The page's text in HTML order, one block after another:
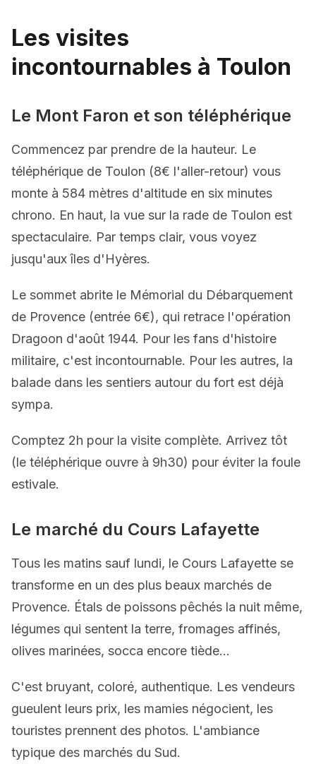
Les visites
incontournables à Toulon
Le Mont Faron et son téléphérique
Commencez par prendre de la hauteur. Le
téléphérique de Toulon (8€ l'aller-retour) vous
monte à 584 mètres d'altitude en six minutes
chrono. En haut, la vue sur la rade de Toulon est
spectaculaire. Par temps clair, vous voyez
jusqu'aux îles d'Hyères.
Le sommet abrite le Mémorial du Débarquement
de Provence (entrée 6€), qui retrace l'opération
Dragoon d'août 1944. Pour les fans d'histoire
militaire, c'est incontournable. Pour les autres, la
balade dans les sentiers autour du fort est déjà
sympa.
Comptez 2h pour la visite complète. Arrivez tôt
(le téléphérique ouvre à 9h30) pour éviter la foule
estivale.
Le marché du Cours Lafayette
Tous les matins sauf lundi, le Cours Lafayette se
transforme en un des plus beaux marchés de
Provence. Étals de poissons pêchés la nuit même,
légumes qui sentent la terre, fromages affinés,
olives marinées, socca encore tiède...
C'est bruyant, coloré, authentique. Les vendeurs
gueulent leurs prix, les mamies négocient, les
touristes prennent des photos. L'ambiance
typique des marchés du Sud.